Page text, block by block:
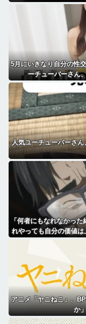
5月にいきなり自分の性
ーチューバーさん
人気ユーチューバーさ
「何者にもなれなかっ
れやっても自分の価値
アニメ「ヤニねこ」、
か